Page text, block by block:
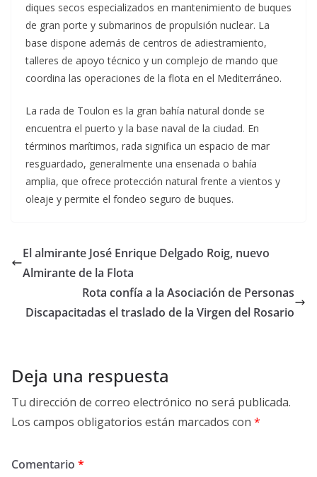
diques secos especializados en mantenimiento de buques
de gran porte y submarinos de propulsión nuclear. La
base dispone además de centros de adiestramiento,
talleres de apoyo técnico y un complejo de mando que
coordina las operaciones de la flota en el Mediterráneo.
La rada de Toulon es la gran bahía natural donde se
encuentra el puerto y la base naval de la ciudad. En
términos marítimos, rada significa un espacio de mar
resguardado, generalmente una ensenada o bahía
amplia, que ofrece protección natural frente a vientos y
oleaje y permite el fondeo seguro de buques.
El almirante José Enrique Delgado Roig, nuevo
Almirante de la Flota
Rota confía a la Asociación de Personas
Discapacitadas el traslado de la Virgen del Rosario
Deja una respuesta
Tu dirección de correo electrónico no será publicada.
Los campos obligatorios están marcados con *
Comentario *